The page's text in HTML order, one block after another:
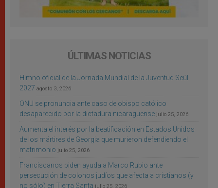
ÚLTIMAS NOTICIAS
Himno oficial de la Jornada Mundial de la Juventud Seúl
2027 agosto 3, 2026
ONU se pronuncia ante caso de obispo católico
desaparecido por la dictadura nicaragüense julio 25, 2026
Aumenta el interés por la beatificación en Estados Unidos
de los mártires de Georgia que murieron defendiendo el
matrimonio julio 25, 2026
Franciscanos piden ayuda a Marco Rubio ante
persecución de colonos judíos que afecta a cristianos (y
no sólo) en Tierra Santa julio 25, 2026